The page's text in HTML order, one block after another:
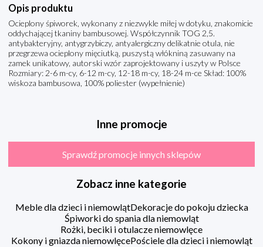
Opis produktu
Ocieplony śpiworek, wykonany z niezwykle miłej w dotyku, znakomicie
oddychającej tkaniny bambusowej. Współczynnik TOG 2,5.
antybakteryjny, antygrzybiczy, antyalergiczny delikatnie otula, nie
przegrzewa ocieplony mięciutką, puszystą włókniną zasuwany na
zamek unikatowy, autorski wzór zaprojektowany i uszyty w Polsce
Rozmiary: 2-6 m-cy, 6-12 m-cy, 12-18 m-cy, 18-24 m-ce Skład: 100%
wiskoza bambusowa, 100% poliester (wypełnienie)
Inne promocje
Sprawdź promocje innych sklepów
Zobacz inne kategorie
Meble dla dzieci i niemowlątDekoracje do pokoju dziecka
Śpiworki do spania dla niemowląt
Rożki, beciki i otulacze niemowlęce
Kokony i gniazda niemowlęcePościele dla dzieci i niemowląt